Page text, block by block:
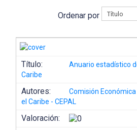
Ordenar por
Título:
Anuario estadístico
Caribe
Autores:
Comisión
el Caribe - CEPAL
Valoración: